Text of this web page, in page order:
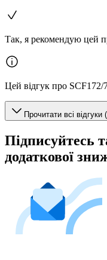
Так, я рекомендую цей
Цей відгук про
Прочитати всі відгуки
Підписуйтесь
додаткової